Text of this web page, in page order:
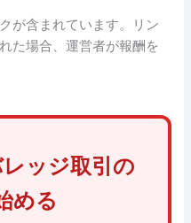
が含まれています。リン
た場合、運営者が報酬を
ッジ取引の
める